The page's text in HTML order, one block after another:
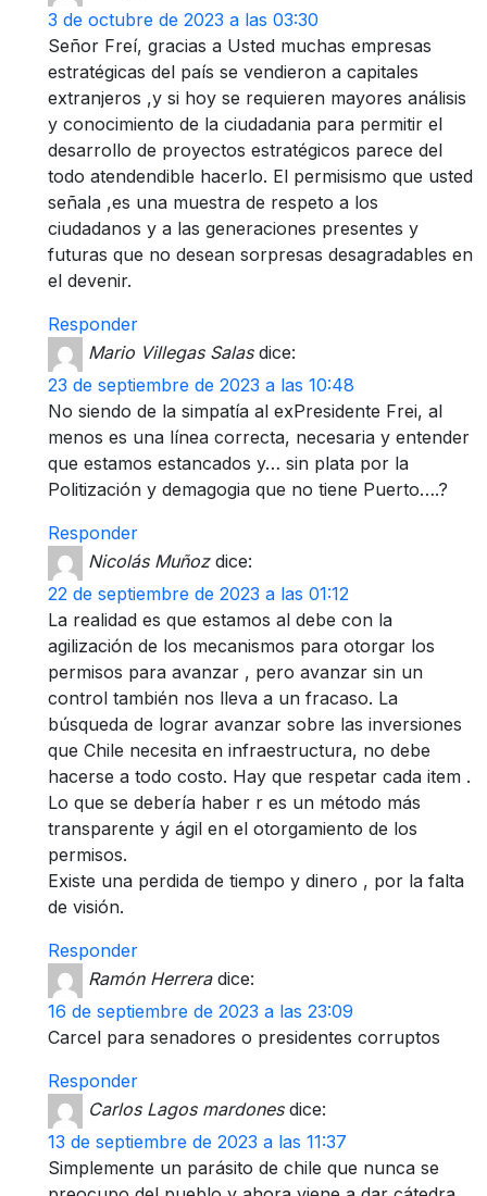
3 de octubre de 2023 a las 03:30
Señor Freí, gracias a Usted muchas empresas
estratégicas del país se vendieron a capitales
extranjeros ,y si hoy se requieren mayores análisis
y conocimiento de la ciudadania para permitir el
desarrollo de proyectos estratégicos parece del
todo atendendible hacerlo. El permisismo que usted
señala ,es una muestra de respeto a los
ciudadanos y a las generaciones presentes y
futuras que no desean sorpresas desagradables en
el devenir.
Responder
Mario Villegas Salas dice:
23 de septiembre de 2023 a las 10:48
No siendo de la simpatía al exPresidente Frei, al
menos es una línea correcta, necesaria y entender
que estamos estancados y… sin plata por la
Politización y demagogia que no tiene Puerto….?
Responder
Nicolás Muñoz dice:
22 de septiembre de 2023 a las 01:12
La realidad es que estamos al debe con la
agilización de los mecanismos para otorgar los
permisos para avanzar , pero avanzar sin un
control también nos lleva a un fracaso. La
búsqueda de lograr avanzar sobre las inversiones
que Chile necesita en infraestructura, no debe
hacerse a todo costo. Hay que respetar cada item .
Lo que se debería haber r es un método más
transparente y ágil en el otorgamiento de los
permisos.
Existe una perdida de tiempo y dinero , por la falta
de visión.
Responder
Ramón Herrera dice:
16 de septiembre de 2023 a las 23:09
Carcel para senadores o presidentes corruptos
Responder
Carlos Lagos mardones dice:
13 de septiembre de 2023 a las 11:37
Simplemente un parásito de chile que nunca se